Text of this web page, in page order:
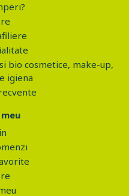
bio cosmetice, make-up,
igiena